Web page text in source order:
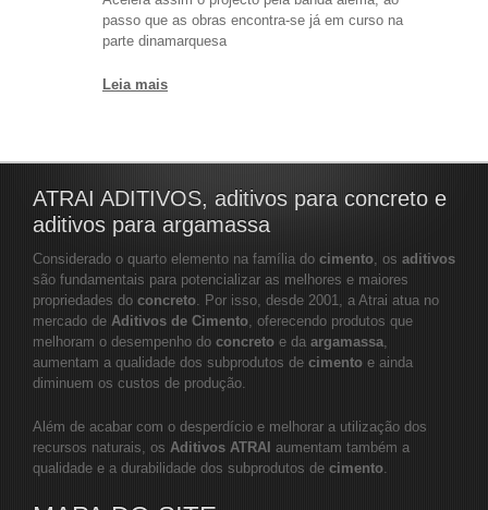
passo que as obras encontra-se já em curso na
parte dinamarquesa
Leia mais
ATRAI ADITIVOS, aditivos para concreto e
aditivos para argamassa
Considerado o quarto elemento na família do cimento , os aditivos
são fundamentais para potencializar as melhores e maiores
propriedades do concreto . Por isso, desde 2001, a Atrai atua no
mercado de Aditivos de Cimento , oferecendo produtos que
melhoram o desempenho do concreto e da argamassa
aumentam a qualidade dos subprodutos de cimento e ainda
diminuem os custos de produção.
Além de acabar com o desperdício e melhorar a utilização dos
recursos naturais, os Aditivos ATRAI aumentam também a
qualidade e a durabilidade dos subprodutos de cimento